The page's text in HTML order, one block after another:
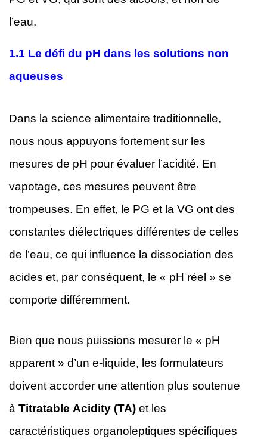
l’eau.
1.1 Le défi du pH dans les solutions non
aqueuses
Dans la science alimentaire traditionnelle,
nous nous appuyons fortement sur les
mesures de pH pour évaluer l’acidité. En
vapotage, ces mesures peuvent être
trompeuses. En effet, le PG et la VG ont des
constantes diélectriques différentes de celles
de l’eau, ce qui influence la dissociation des
acides et, par conséquent, le « pH réel » se
comporte différemment.
Bien que nous puissions mesurer le « pH
apparent » d’un e-liquide, les formulateurs
doivent accorder une attention plus soutenue
à Titratable Acidity (TA) et les
caractéristiques organoleptiques spécifiques